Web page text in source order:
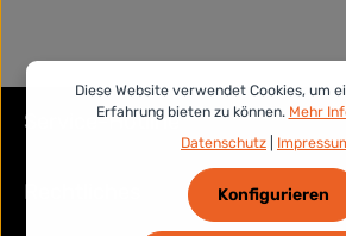
Service-Hotline
Rechtliches
Diese Website verwendet Cookies, um
Erfahrung bieten zu können. Mehr
Datenschutz
Konfigurieren